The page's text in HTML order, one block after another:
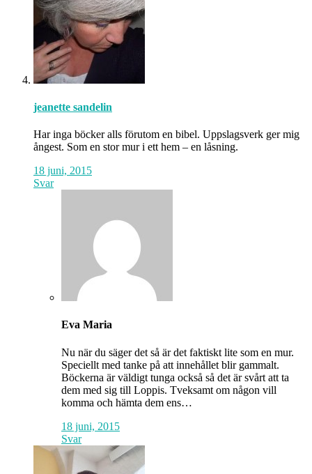
jeanette sandelin
Har inga böcker alls förutom en bibel. Uppslagsverk ger mig
ångest. Som en stor mur i ett hem – en låsning.
18 juni, 2015
Svar
Eva Maria
Nu när du säger det så är det faktiskt lite som en mur.
Speciellt med tanke på att innehållet blir gammalt.
Böckerna är väldigt tunga också så det är svårt att ta
dem med sig till Loppis. Tveksamt om någon vill
komma och hämta dem ens…
18 juni, 2015
Svar